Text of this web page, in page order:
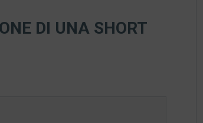
DI UNA SHORT